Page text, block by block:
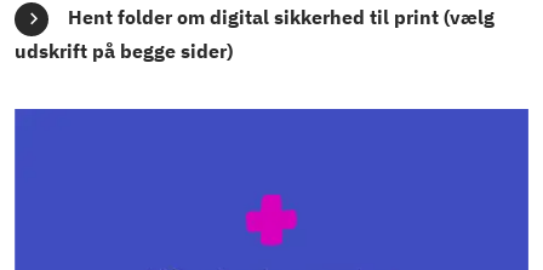
Hent folder om digital sikkerhed til print (vælg
udskrift på begge sider)